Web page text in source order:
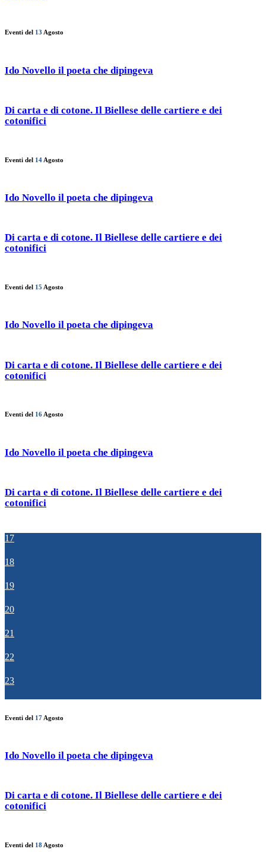
Eventi del 13 Agosto
Ido Novello il poeta che dipingeva
Di carta e di cotone. Il Biellese delle cartiere e dei
cotonifici
Eventi del 14 Agosto
Ido Novello il poeta che dipingeva
Di carta e di cotone. Il Biellese delle cartiere e dei
cotonifici
Eventi del 15 Agosto
Ido Novello il poeta che dipingeva
Di carta e di cotone. Il Biellese delle cartiere e dei
cotonifici
Eventi del 16 Agosto
Ido Novello il poeta che dipingeva
Di carta e di cotone. Il Biellese delle cartiere e dei
cotonifici
17
18
19
20
21
22
23
Eventi del 17 Agosto
Ido Novello il poeta che dipingeva
Di carta e di cotone. Il Biellese delle cartiere e dei
cotonifici
Eventi del 18 Agosto